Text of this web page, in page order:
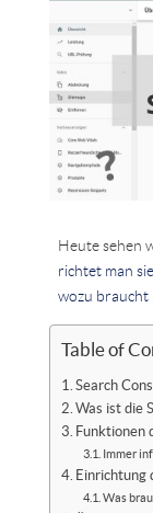
Heute sehen
richtet man
wozu braucht
Table of
Search
Was ist die
Funktionen
Immer
Einrichtung
Was